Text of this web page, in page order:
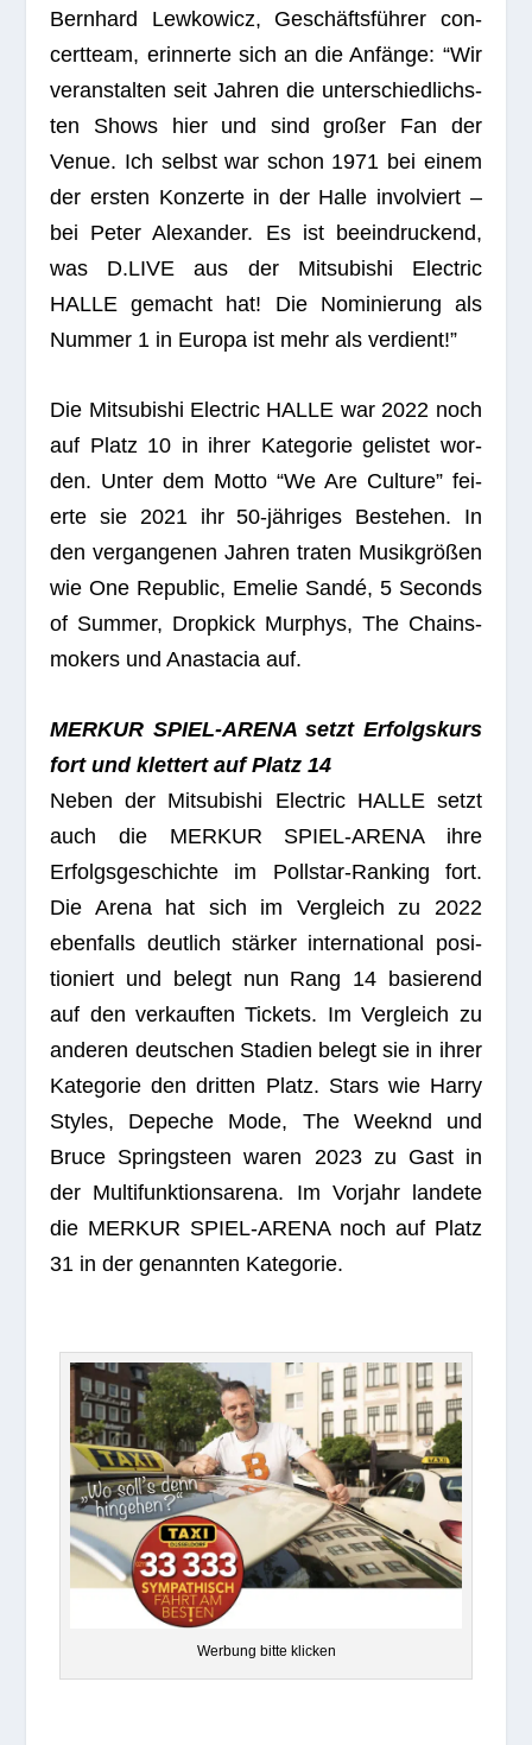
Bern­hard Lew­ko­wicz, Geschäfts­füh­rer con­
cert­team, erin­nerte sich an die Anfänge: “Wir
ver­an­stal­ten seit Jah­ren die unter­schied­lichs­
ten Shows hier und sind gro­ßer Fan der
Venue. Ich selbst war schon 1971 bei einem
der ers­ten Kon­zerte in der Halle invol­viert –
bei Peter Alex­an­der. Es ist beein­dru­ckend,
was D.LIVE aus der Mitsu­bi­shi Elec­tric
HALLE gemacht hat! Die Nomi­nie­rung als
Num­mer 1 in Europa ist mehr als verdient!”
Die Mitsu­bi­shi Elec­tric HALLE war 2022 noch
auf Platz 10 in ihrer Kate­go­rie gelis­tet wor­
den. Unter dem Motto “We Are Cul­ture” fei­
erte sie 2021 ihr 50-jäh­ri­ges Bestehen. In
den ver­gan­ge­nen Jah­ren tra­ten Musik­grö­ßen
wie One Repu­blic, Eme­lie Sandé, 5 Seconds
of Sum­mer, Drop­kick Mur­phys, The Chains­
mo­kers und Ana­sta­cia auf.
MERKUR SPIEL-ARENA setzt Erfolgs­kurs
fort und klet­tert auf Platz 14
Neben der Mitsu­bi­shi Elec­tric HALLE setzt
auch die MERKUR SPIEL-ARENA ihre
Erfolgs­ge­schichte im Poll­star-Ran­king fort.
Die Arena hat sich im Ver­gleich zu 2022
eben­falls deut­lich stär­ker inter­na­tio­nal posi­
tio­niert und belegt nun Rang 14 basie­rend
auf den ver­kauf­ten Tickets. Im Ver­gleich zu
ande­ren deut­schen Sta­dien belegt sie in ihrer
Kate­go­rie den drit­ten Platz. Stars wie Harry
Styles, Depe­che Mode, The Weeknd und
Bruce Springsteen waren 2023 zu Gast in
der Mul­ti­funk­ti­ons­arena. Im Vor­jahr lan­dete
die MERKUR SPIEL-ARENA noch auf Platz
31 in der genann­ten Kategorie.
Wer­bung bitte klicken